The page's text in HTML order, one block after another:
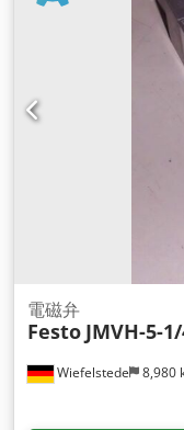
Wiefelstede 8,980
電磁弁
Festo JMVH-5-